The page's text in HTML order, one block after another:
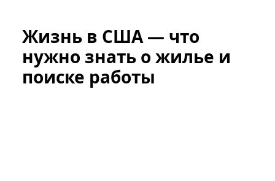
Жизнь в США — что
нужно знать о жилье и
поиске работы